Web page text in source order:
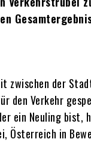
zwischen der
den Verkehr
ein Neuling bist,
Österreich in